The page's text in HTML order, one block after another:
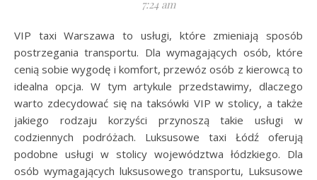
7:24 am
VIP taxi Warszawa to usługi, które zmieniają sposób
postrzegania transportu. Dla wymagających osób, które
cenią sobie wygodę i komfort, przewóz osób z kierowcą to
idealna opcja. W tym artykule przedstawimy, dlaczego
warto zdecydować się na taksówki VIP w stolicy, a także
jakiego rodzaju korzyści przynoszą takie usługi w
codziennych podróżach. Luksusowe taxi Łódź oferują
podobne usługi w stolicy województwa łódzkiego. Dla
osób wymagających luksusowego transportu, Luksusowe